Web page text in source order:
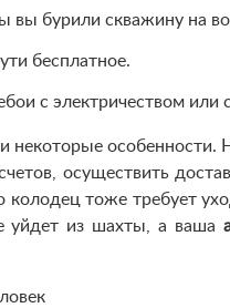
вы бурили скважину на
бесплатное.
с электричеством или
некоторые особенности.
осуществить
тоже требует
уйдет из шахты, а ваша